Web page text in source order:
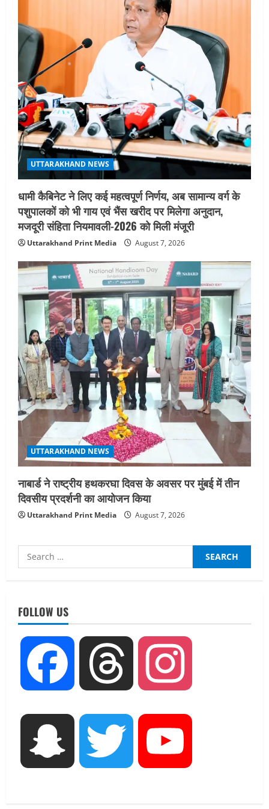
UTTARAKHAND NEWS
धामी कैबिनेट ने लिए कई महत्वपूर्ण निर्णय, अब सामान्य वर्ग के
पशुपालकों को भी गाय एवं भैंस खरीद पर मिलेगा अनुदान,
मजदूरी संहिता नियमावली-2026 को मिली मंजूरी
Uttarakhand Print Media August 7, 2026
UTTARAKHAND NEWS
नाबार्ड ने राष्ट्रीय हथकरघा दिवस के अवसर पर मुंबई में तीन
दिवसीय प्रदर्शनी का आयोजन किया
Uttarakhand Print Media August 7, 2026
Search
for:
FOLLOW US
Facebook Threads
Snapchat Twitter
August 7, 2026
UTTARAKHAND NEWS
नाबार्ड ने राष्ट्रीय हथकरघा दिवस के अवसर पर
मुंबई में तीन दिवसीय प्रदर्शनी का आयोजन किया
UTTARAKHAND NEWS
जिलाधिकारी/जिला निर्वाचन अधिकारी ने
सहसपुर विधानसभा क्षेत्र के पोलिंग बूथों का